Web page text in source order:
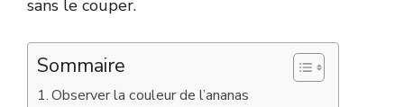
sans le couper.
Sommaire
Observer la couleur de l’ananas